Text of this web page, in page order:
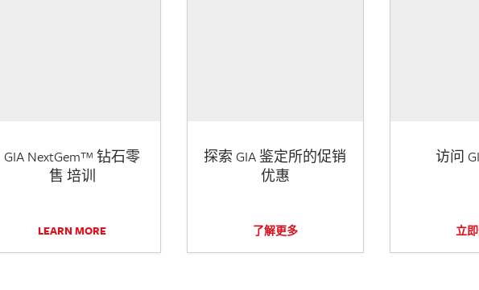
GIA NextGem™ 钻石零
售 培训
LEARN MORE
探索 GIA 鉴定所的促销
优惠
了解更多
访问
立